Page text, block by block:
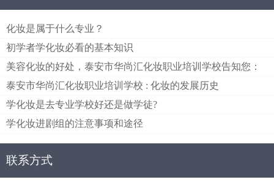
化妆是属于什么专业？
初学者学化妆必看的基本知识
美容化妆的好处，泰安市华尚汇化妆职业培训学校告知您：
泰安市华尚汇化妆职业培训学校 : 化妆的发展历史
学化妆是去专业学校好还是做学徒?
学化妆进剧组的注意事项和途径
联系方式